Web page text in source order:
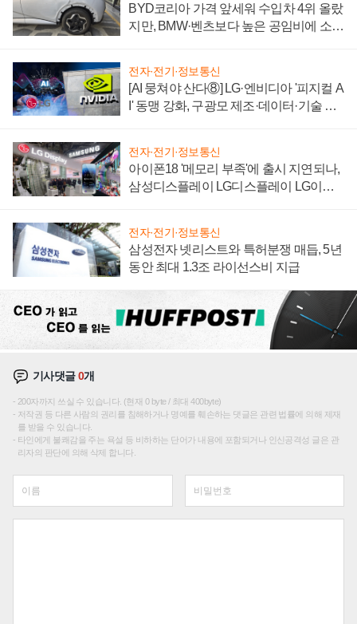
BYD코리아 가격 앞세워 수입차 4위 올랐
지만, BMW·벤츠보다 높은 공임비에 소비
전자·전기·정보통신
[AI 뭉쳐야 산다⑧] LG·엔비디아 '피지컬 A
I' 동맹 강화, 구광모 제조·데이터·기술 결
전자·전기·정보통신
아이폰18 '메모리 부족'에 출시 지연되나,
삼성디스플레이 LG디스플레이 LG이노
전자·전기·정보통신
삼성전자 넷리스트와 특허분쟁 매듭, 5년
동안 최대 1.3조 라이선스비 지급
기사댓글0개
200자까지 쓰실 수 있습니다. (현재 0 byte / 최대 400byte)
저작권 등 다른 사람의 권리를 침해하거나 명예를 훼손하는 댓글은 관련 법률에 의해 제재
를 받을 수 있습니다.
타인에게 불쾌감을 주는 욕설 등 비하하는 단어가 내용에 포함되거나 인신공격성 글은 관
리자의 판단에 의해 삭제 합니다.